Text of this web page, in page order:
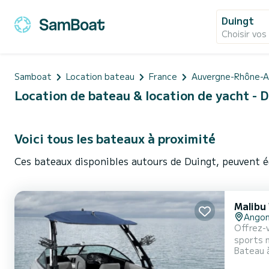
Duingt
Choisir
Samboat Location bateau France Auvergne-Rhône-
Location de bateau & location de yacht -
Voici tous les bateaux à proximité
Ces bateaux disponibles autours de Duingt, peuvent
Angon
Offrez-
sports
wakesurf, ce
Bateau